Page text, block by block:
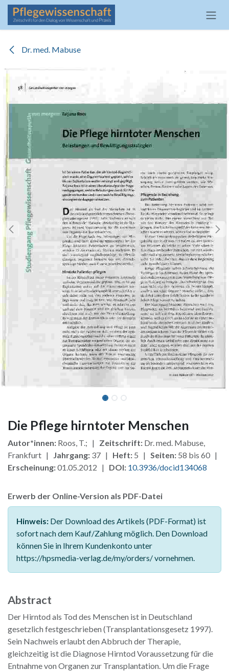
Zum Inhalt springen
Dr. med. Mabuse
Die Pflege hirntoter Menschen
Autor*innen: Roos, T.; | Zeitschrift: Dr. med. Mabuse,
Frankfurt |
Jahrgang: 37 | Heft: 5 | Seiten: 58 bis 60 |
Erscheinung:01.05.2012 | DOI: 10.3936/docid134068
Erwerb der Online-Version als PDF-Datei
Hinweis: Der Download des Artikels (PDF-Format) ist
sofort nach dem Kauf/Zahlung möglich. Den Download
können Sie in Ihrem Kundenkonto unter
https://hpsmedia-verlag.de/my/orders/ vornehmen.
Abstract
Der Hirntod als Tod des Menschen ist in Deutschland
gesetzlich festgeschrieben (Transplantationsgesetz 1997).
Sein Nachweis erlaubt den Abbruch der Therapie,
gleichzeitig ist die Diagnose Hirntod Voraussetzung für die
Entnahme von Organen zur Transplantation. Um die Frage